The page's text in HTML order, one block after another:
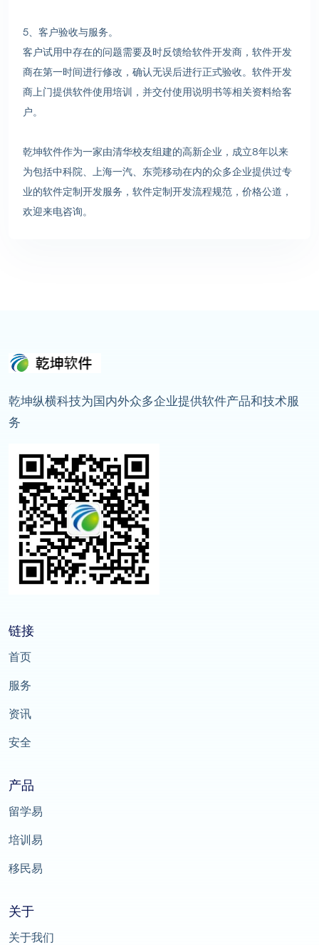
5、客户验收与服务。
客户试用中存在的问题需要及时反馈给软件开发商，软件开发
商在第一时间进行修改，确认无误后进行正式验收。软件开发
商上门提供软件使用培训，并交付使用说明书等相关资料给客
户。
乾坤软件作为一家由清华校友组建的高新企业，成立8年以来
为包括中科院、上海一汽、东莞移动在内的众多企业提供过专
业的软件定制开发服务，软件定制开发流程规范，价格公道，
欢迎来电咨询。
乾坤纵横科技为国内外众多企业提供软件产品和技术服
务
链接
首页
服务
资讯
安全
产品
留学易
培训易
移民易
关于
关于我们